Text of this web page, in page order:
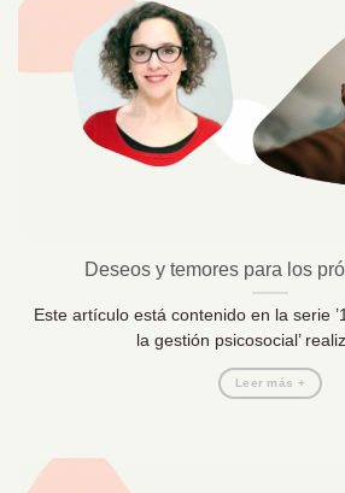
Deseos y temores para los
Este artículo está contenido en la serie
la gestión psicosocial’
Leer más +